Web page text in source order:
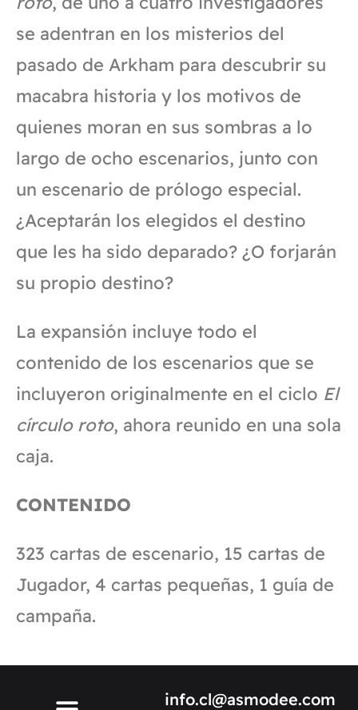
se adentran en los misterios del
pasado de Arkham para descubrir su
macabra historia y los motivos de
quienes moran en sus sombras a lo
largo de ocho escenarios, junto con
un escenario de prólogo especial.
¿Aceptarán los elegidos el destino
que les ha sido deparado? ¿O forjarán
su propio destino?
La expansión incluye todo el
contenido de los escenarios que se
incluyeron originalmente en el ciclo El
círculo roto, ahora reunido en una sola
caja.
CONTENIDO
323 cartas de escenario, 15 cartas de
Jugador, 4 cartas pequeñas, 1 guía de
campaña.
info.cl@asmodee.com